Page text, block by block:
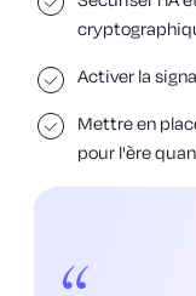
Activer la
Mettre en
pour l'ère